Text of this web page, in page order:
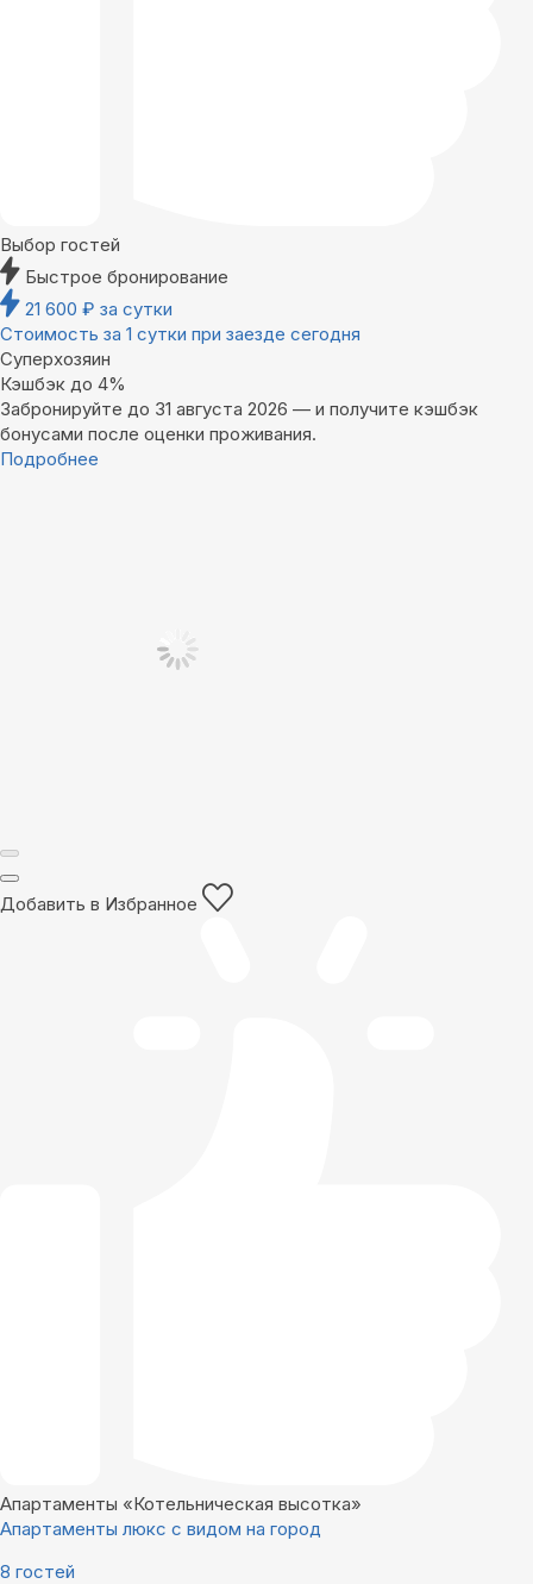
Выбор гостей
Быстрое бронирование
21 600 ₽ за сутки
Стоимость за 1 сутки при заезде сегодня
Суперхозяин
Кэшбэк до 4%
Забронируйте до 31 августа 2026 — и получите кэшбэк
бонусами после оценки проживания.
Подробнее
Добавить в Избранное
Апартаменты «Котельническая высотка»
Апартаменты люкс с видом на город
8 гостей